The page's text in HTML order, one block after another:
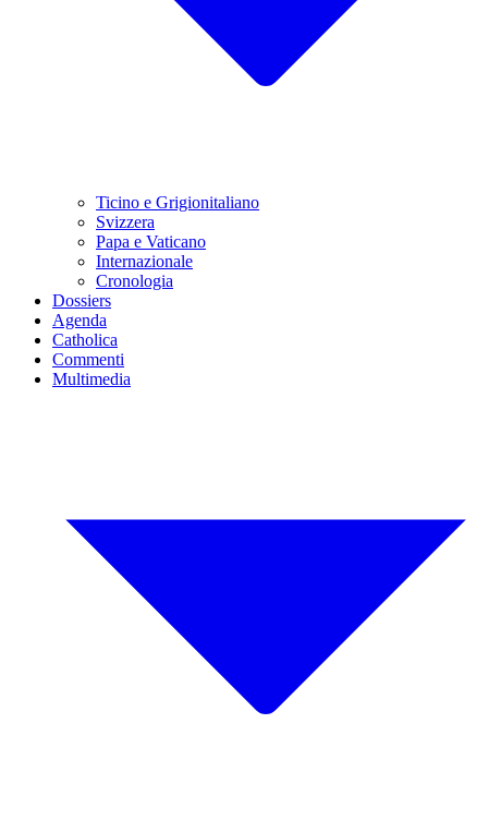
Ticino e Grigionitaliano
Svizzera
Papa e Vaticano
Internazionale
Cronologia
Dossiers
Agenda
Catholica
Commenti
Multimedia